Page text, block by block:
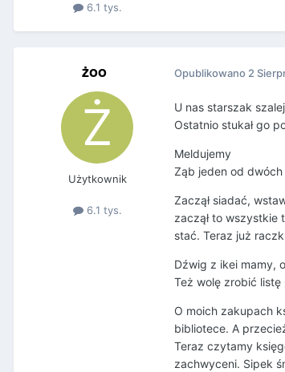
6.1 tys.
żoo
Użytkownik
6.1 tys.
Opublikowano 2
U nas starszak
Ostatnio stukał go
Meldujemy
Ząb jeden od dwóch
Zaczął siadać,
zaczął to wszystkie
stać. Teraz już
Dźwig z ikei mamy,
Też wolę zrobić
O moich zakupach
bibliotece. A
Teraz czytamy
zachwyceni. Sipek